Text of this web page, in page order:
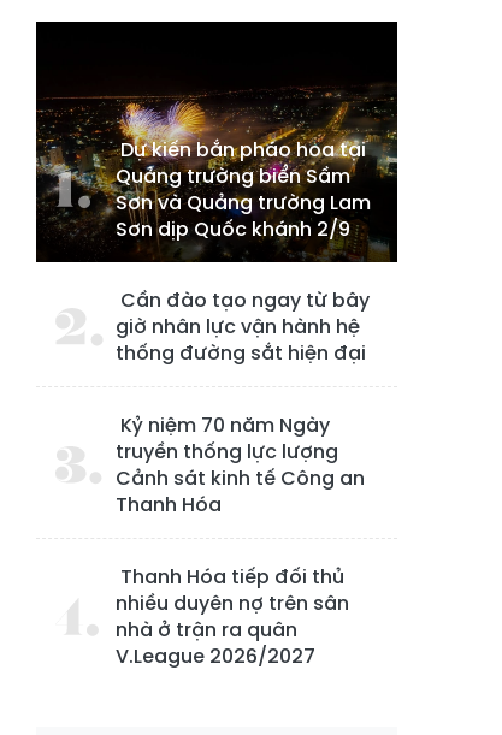
Dự kiến bắn pháo hoa tại
Quảng trường biển Sầm
Sơn và Quảng trường Lam
Sơn dịp Quốc khánh 2/9
Cần đào tạo ngay từ bây
giờ nhân lực vận hành hệ
thống đường sắt hiện đại
Kỷ niệm 70 năm Ngày
truyền thống lực lượng
Cảnh sát kinh tế Công an
Thanh Hóa
Thanh Hóa tiếp đối thủ
nhiều duyên nợ trên sân
nhà ở trận ra quân
V.League 2026/2027